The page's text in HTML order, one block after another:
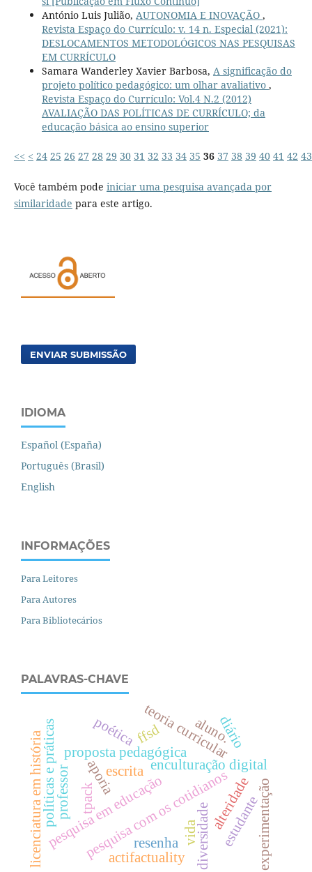
António Luis Julião, AUTONOMIA E INOVAÇÃO ,
Revista Espaço do Currículo: v. 14 n. Especial (2021):
DESLOCAMENTOS METODOLÓGICOS NAS PESQUISAS
EM CURRÍCULO
Samara Wanderley Xavier Barbosa, A significação do
projeto político pedagógico: um olhar avaliativo ,
Revista Espaço do Currículo: Vol.4 N.2 (2012)
AVALIAÇÃO DAS POLÍTICAS DE CURRÍCULO; da
educação básica ao ensino superior
<< < 24 25 26 27 28 29 30 31 32 33 34 35 36 37 38 39 40 41 42 43
Você também pode iniciar uma pesquisa avançada por
similaridade para este artigo.
ENVIAR SUBMISSÃO
IDIOMA
Español (España)
Português (Brasil)
English
INFORMAÇÕES
Para Leitores
Para Autores
Para Bibliotecários
PALAVRAS-CHAVE
proposta pedagógica
enculturação digital
pesquisa em educação
escrita
pesquisa com os cotidianos
diversidade
tpack alteridade
poética teoria curricular
políticas e práticas ffsd
licenciatura em história vida experimentação
professor
aluno.
resenha estudante
diário
actifactuality
aporia